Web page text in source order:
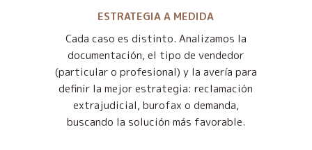
ESTRATEGIA A MEDIDA
Cada caso es distinto. Analizamos la
documentación, el tipo de vendedor
(particular o profesional) y la avería para
definir la mejor estrategia: reclamación
extrajudicial, burofax o demanda,
buscando la solución más favorable.